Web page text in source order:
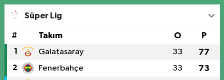
Süper Lig
# Takım O P
1 Galatasaray 33 77
2 Fenerbahçe 33 73